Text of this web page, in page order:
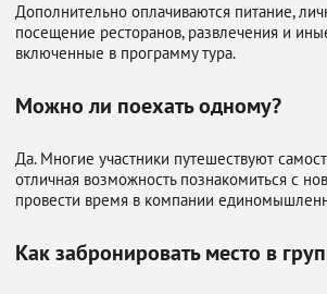
Дополнительно оплачиваются питание,
посещение ресторанов, развлечения и
включенные в программу тура.
Можно ли поехать одному?
Да. Многие участники путешествуют
отличная возможность познакомиться с
провести время в компании
Как забронировать место в